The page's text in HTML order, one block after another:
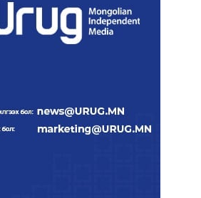
Д.Амарбаясгалан: Зах
Голомт банк АНЭУ-ын
Mashreq банканд Дирхам